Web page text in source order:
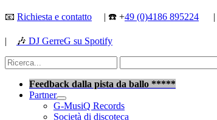
Vai
contenuto
📧 Richiesta e contatto | ☎️ +49 (0)4186 895224 |
| 🎶 DJ GerreG su Spotify
Cerca:
Feedback dalla pista da ballo *****
Partner
G-MusiQ Records
Società di discoteca